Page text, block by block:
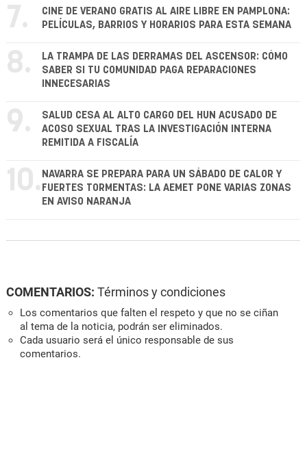
7.
CINE DE VERANO GRATIS AL AIRE LIBRE EN PAMPLONA:
PELÍCULAS, BARRIOS Y HORARIOS PARA ESTA SEMANA
8.
LA TRAMPA DE LAS DERRAMAS DEL ASCENSOR: CÓMO
SABER SI TU COMUNIDAD PAGA REPARACIONES
INNECESARIAS
9.
SALUD CESA AL ALTO CARGO DEL HUN ACUSADO DE
ACOSO SEXUAL TRAS LA INVESTIGACIÓN INTERNA
REMITIDA A FISCALÍA
10. NAVARRA SE PREPARA PARA UN SÁBADO DE CALOR Y
FUERTES TORMENTAS: LA AEMET PONE VARIAS ZONAS
EN AVISO NARANJA
COMENTARIOS: Términos y condiciones
Los comentarios que falten el respeto y que no se ciñan
al tema de la noticia, podrán ser eliminados.
Cada usuario será el único responsable de sus
comentarios.